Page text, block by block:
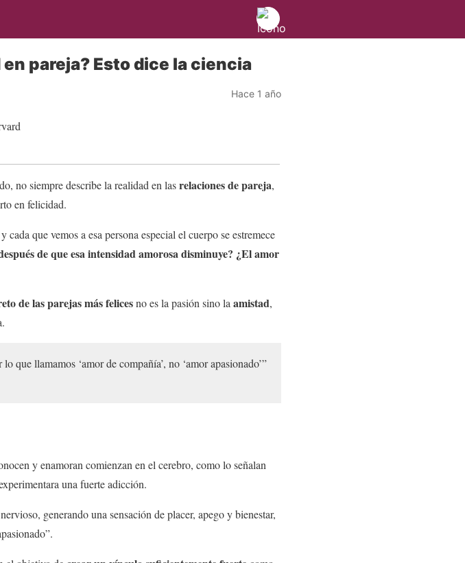
pareja? Esto dice la ciencia
Hace 1 año
no siempre describe la realidad en lasrelaciones de pareja,
en felicidad.
que vemos a esa persona especial el cuerpo se estremece
de que esa intensidad amorosa disminuye? ¿El amor
de las parejas más felicesno es la pasión sino la amistad,
que llamamos ‘amor de compañía’, no ‘amor apasionado’”
y enamoran comienzan en el cerebro, como lo señalan
una fuerte adicción.
generando una sensación de placer, apego y bienestar,